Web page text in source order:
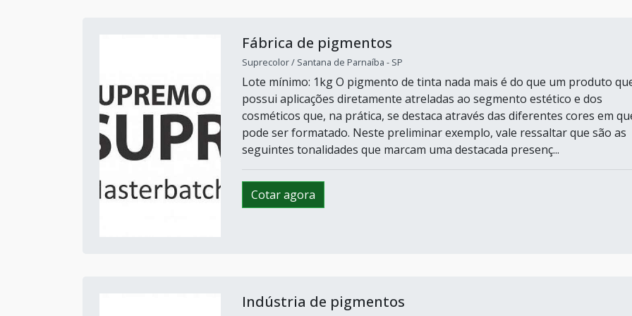
Fábrica de pigmentos
Suprecolor / Santana de Parnaíba - SP
Lote mínimo: 1kg O pigmento de tinta nada mais é do que um produto
possui aplicações diretamente atreladas ao segmento estético e dos
cosméticos que, na prática, se destaca através das diferentes cores em
pode ser formatado. Neste preliminar exemplo, vale ressaltar que são as
seguintes tonalidades que marcam uma destacada presenç...
Cotar agora
Indústria de pigmentos